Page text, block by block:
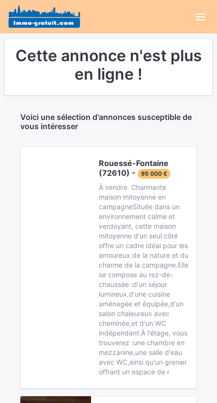
Cette annonce n'est plus
en ligne !
Voici une sélection d'annonces susceptible de
vous intéresser
Rouessé-Fontaine
(72610) -
95 000 €
À vendre  Charmante
maison mitoyenne en
campagneSituée dans un
environnement calme et
verdoyant, cette maison
mitoyenne d'un seul côté
offre un cadre idéal pour les
amoureux de la nature et du
charme de la campagne.Elle
se compose au rez-de-
chaussée :d'un séjour
lumineux,d'une cuisine
aménagée et équipée,d'un
salon chaleureux avec
cheminée,et d'un WC
indépendant.À l'étage, vous
trouverez :une chambre en
mezzanine,une salle d'eau
avec WC,ainsi qu'un grenier
offrant un espace de r